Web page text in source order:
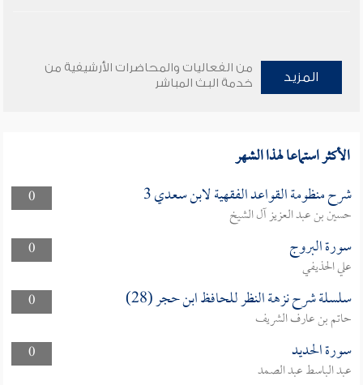
المزيد
من الفعاليات والمحاضرات الأرشيفية من
خدمة البث المباشر
الأكثر استماعا لهذا الشهر
0 شرح منظومة القواعد الفقهية لابن سعدي 3
حسين بن عبد العزيز آل الشيخ
0
سورة البروج
علي الحذيفي
0
سلسلة شرح نزهة النظر للحافظ ابن حجر (28)
حاتم بن عارف الشريف
0
سورة الحديد
عبد الباسط عبد الصمد